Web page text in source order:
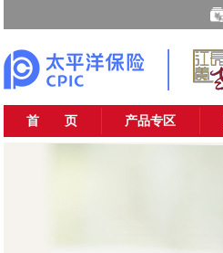
首 页 产品专区